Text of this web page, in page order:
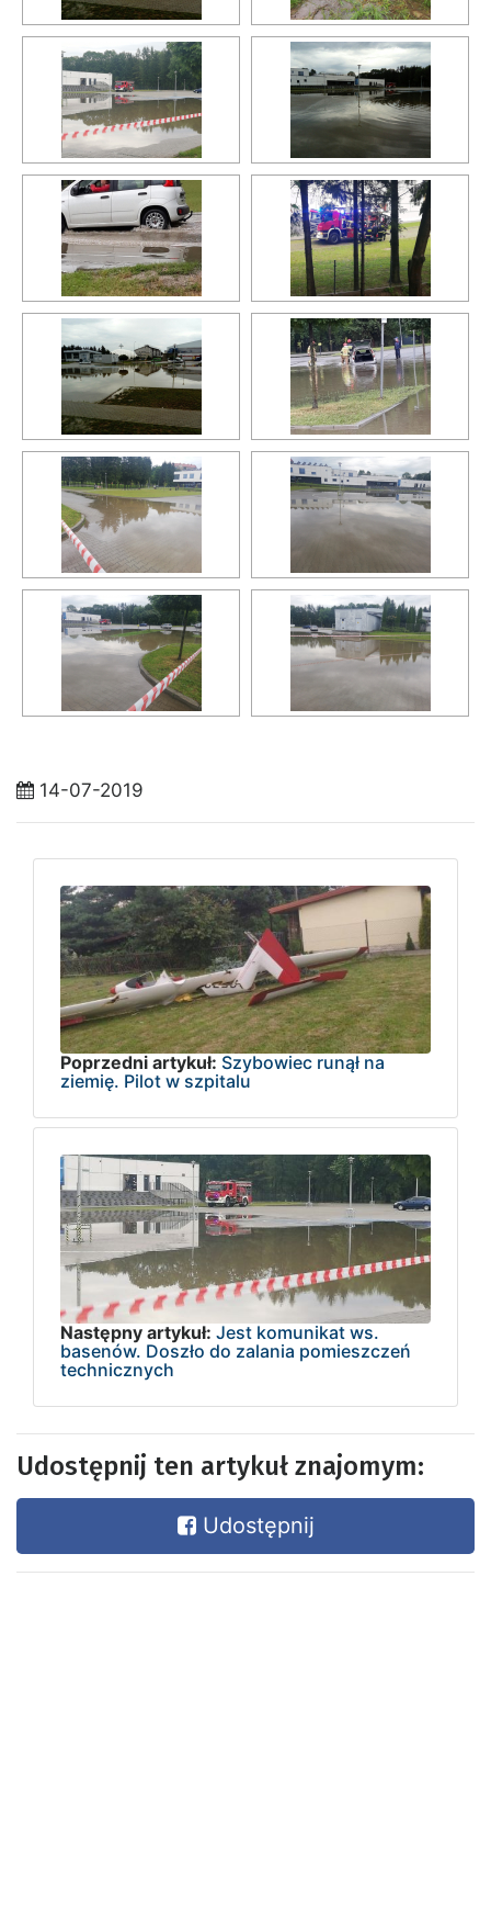
14-07-2019
Poprzedni artykuł: Szybowiec runął na
ziemię. Pilot w szpitalu
Następny artykuł: Jest komunikat ws.
basenów. Doszło do zalania pomieszczeń
technicznych
Udostępnij ten artykuł znajomym:
Udostępnij